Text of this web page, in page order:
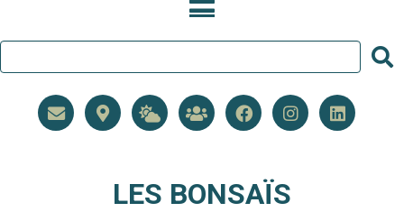
LES BONSAÏS